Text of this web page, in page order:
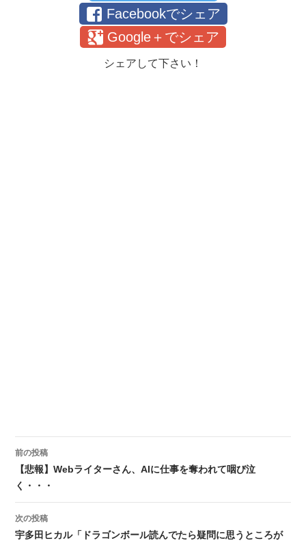
Facebookでシェア
Google＋でシェア
シェアして下さい！
投稿ナビゲーション
前の投稿
【悲報】Webライターさん、AIに仕事を奪われて咽び泣
く・・・
次の投稿
宇多田ヒカル「ドラゴンボール読んでたら疑問に思うところが